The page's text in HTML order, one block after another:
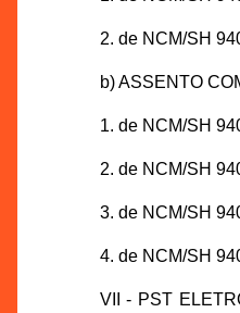
2. de NCM/SH
b) ASSENTO
1. de NCM/SH
2. de NCM/SH
3. de NCM/SH
4. de NCM/SH
VII - PST